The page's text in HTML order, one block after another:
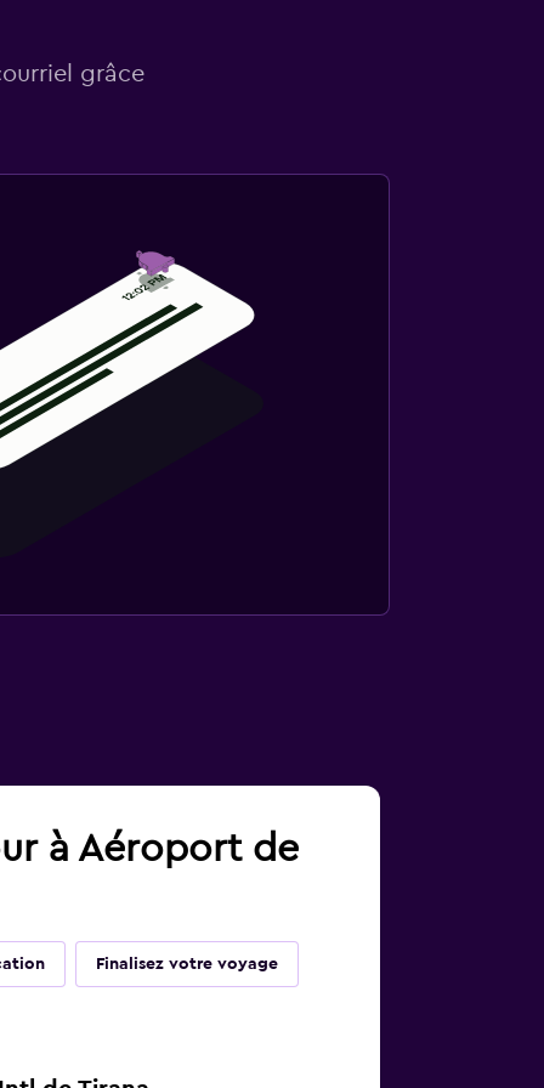
grâce
à Aéroport de
Finalisez votre voyage